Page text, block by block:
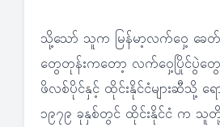
သို့သော် သူက မြန်မာ့လက်ဝှေ့ ခေ
တွေတုန်းကတော့ လက်ဝှေ့ပြိုင်ပွဲတွေ
ဖိလစ်ပိုင်နှင့် ထိုင်းနိုင်ငံများဆီသို့ ရေ
၁၉၇၉ ခုနှစ်တွင် ထိုင်းနိုင်ငံ က